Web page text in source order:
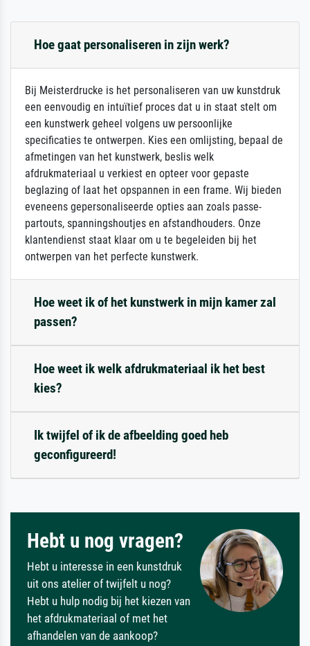
Hoe gaat personaliseren in zijn werk?
Bij Meisterdrucke is het personaliseren van uw kunstdruk
een eenvoudig en intuïtief proces dat u in staat stelt om
een kunstwerk geheel volgens uw persoonlijke
specificaties te ontwerpen. Kies een omlijsting, bepaal de
afmetingen van het kunstwerk, beslis welk
afdrukmateriaal u verkiest en opteer voor gepaste
beglazing of laat het opspannen in een frame. Wij bieden
eveneens gepersonaliseerde opties aan zoals passe-
partouts, spanningshoutjes en afstandhouders. Onze
klantendienst staat klaar om u te begeleiden bij het
ontwerpen van het perfecte kunstwerk.
Hoe weet ik of het kunstwerk in mijn kamer zal
passen?
Hoe weet ik welk afdrukmateriaal ik het best
kies?
Ik twijfel of ik de afbeelding goed heb
geconfigureerd!
Hebt u nog vragen?
Hebt u interesse in een kunstdruk
uit ons atelier of twijfelt u nog?
Hebt u hulp nodig bij het kiezen van
het afdrukmateriaal of met het
afhandelen van de aankoop?